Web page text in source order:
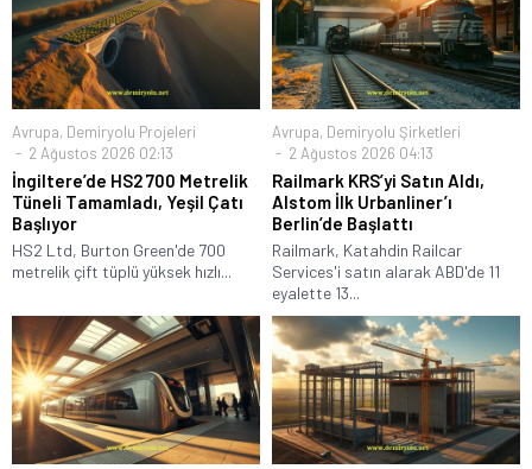
Avrupa, Demiryolu Projeleri
2 Ağustos 2026 02:13
İngiltere’de HS2 700 Metrelik
Tüneli Tamamladı, Yeşil Çatı
Başlıyor
HS2 Ltd, Burton Green'de 700
metrelik çift tüplü yüksek hızlı...
Avrupa, Demiryolu Şirketleri
2 Ağustos 2026 04:13
Railmark KRS’yi Satın Aldı,
Alstom İlk Urbanliner’ı
Berlin’de Başlattı
Railmark, Katahdin Railcar
Services'i satın alarak ABD'de 11
eyalette 13...